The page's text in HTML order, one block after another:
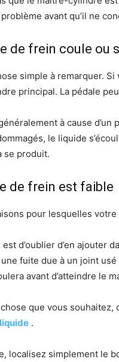
avant qu’il ne
de frein coule ou
simple à remarquer.
principal. La pédale
à cause
le liquide
se produit.
de frein est faible
pour lesquelles
est d’oublier d’en ajouter
fuite due à un joint
avant d’atteindre le
que vous
.
localisez simplement le